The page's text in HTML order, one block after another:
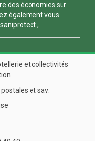
des économies sur
également vous
saniprotect,
et collectivités
et sav: